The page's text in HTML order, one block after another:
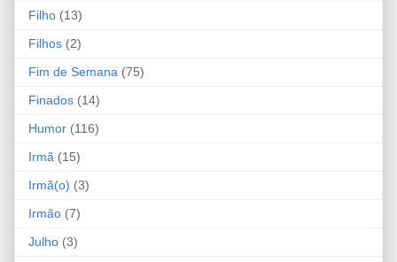
Filho (13)
Filhos (2)
Fim de Semana (75)
Finados (14)
Humor (116)
Irmã (15)
Irmã(o) (3)
Irmão (7)
Julho (3)